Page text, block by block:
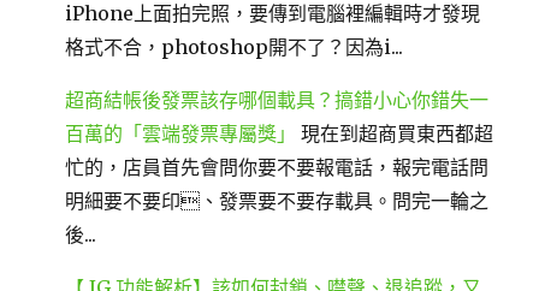
iPhone上面拍完照，要傳到電腦裡編輯時才發現
格式不合，photoshop開不了？因為i...
超商結帳後發票該存哪個載具？搞錯小心你錯失一
百萬的「雲端發票專屬獎」
現在到超商買東西都超
忙的，店員首先會問你要不要報電話，報完電話問
明細要不要印、發票要不要存載具。問完一輪之
後...